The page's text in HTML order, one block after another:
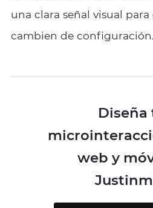
una clara señal visual
cambien de configuración.
Diseña
web y